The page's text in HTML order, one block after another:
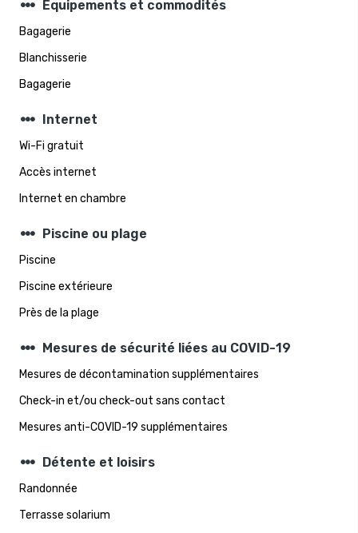
steppers Équipements et commodités
Bagagerie
Blanchisserie
Bagagerie
steppers Internet
Wi-Fi gratuit
Accès internet
Internet en chambre
steppers Piscine ou plage
Piscine
Piscine extérieure
Près de la plage
steppers Mesures de sécurité liées au COVID-19
Mesures de décontamination supplémentaires
Check-in et/ou check-out sans contact
Mesures anti-COVID-19 supplémentaires
steppers Détente et loisirs
Randonnée
Terrasse solarium